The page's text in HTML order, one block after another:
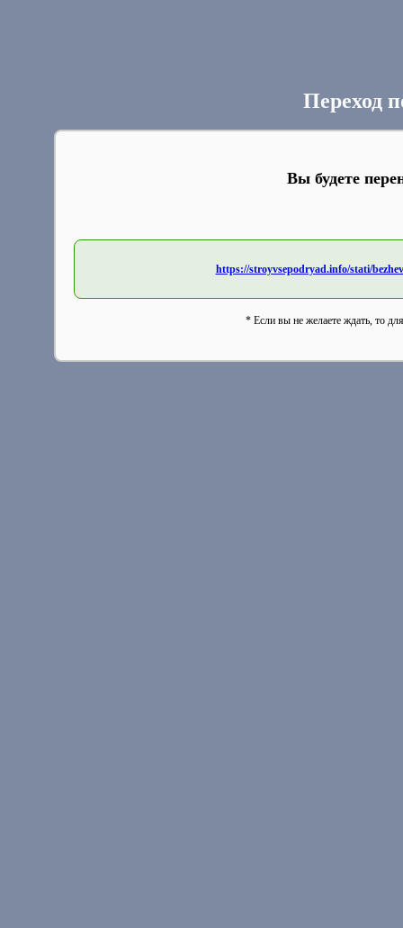
Переход
Вы будете
https://stroyvsepodryad.info/stati/
* Если вы не желаете ждать, то